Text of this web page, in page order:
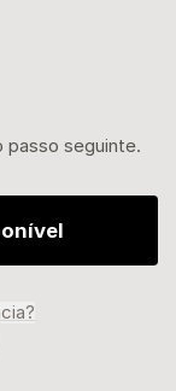
passo seguinte.